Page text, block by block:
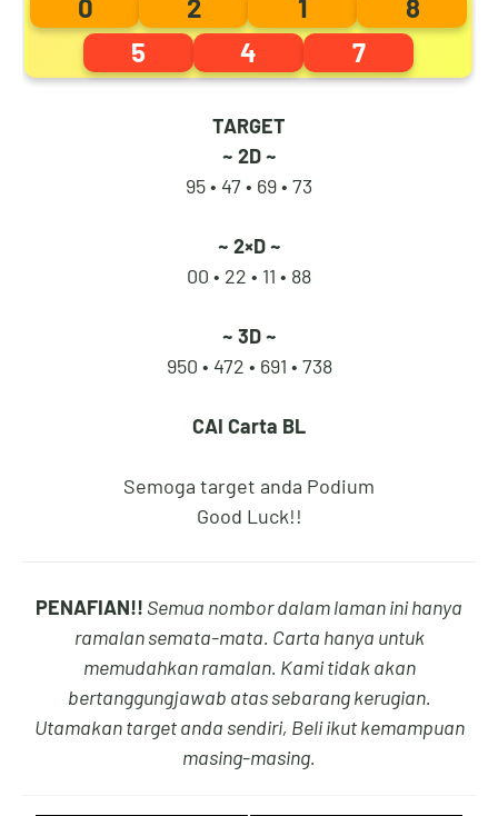
5
0
6
7
9
0
1
2
1
2
4
5
6
7
0
5
0
2 1
8
5
4 7
TARGET
~ 2D ~
95 • 47 • 69• 73
~ 2×D ~
00 • 22 • 11 • 88
~ 3D ~
950 • 472 • 691 • 738
CAI Carta BL
Semoga target anda Podium
Good Luck!!
PENAFIAN!! Semua nombor dalam laman ini hanya
ramalan semata-mata. Carta hanya untuk
memudahkan ramalan. Kami tidak akan
bertanggungjawab atas sebarang kerugian.
Utamakan target anda sendiri, Beli ikut kemampuan
masing-masing.